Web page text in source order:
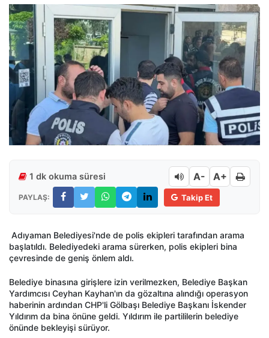
1 dk okuma süresi A- A+
PAYLAŞ: Takip Et
Adıyaman Belediyesi'nde de polis ekipleri tarafından arama
başlatıldı. Belediyedeki arama sürerken, polis ekipleri bina
çevresinde de geniş önlem aldı.
Belediye binasına girişlere izin verilmezken, Belediye Başkan
Yardımcısı Ceyhan Kayhan'ın da gözaltına alındığı operasyon
haberinin ardından CHP'li Gölbaşı Belediye Başkanı İskender
Yıldırım da bina önüne geldi. Yıldırım ile partililerin belediye
önünde bekleyişi sürüyor.